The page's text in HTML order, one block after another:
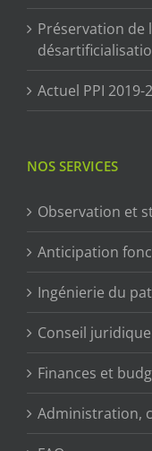
Préservation de
Actuel PPI 2019-
NOS SERVICES
Observation et
Anticipation
Ingénierie du
Conseil
Finances et
Administration,